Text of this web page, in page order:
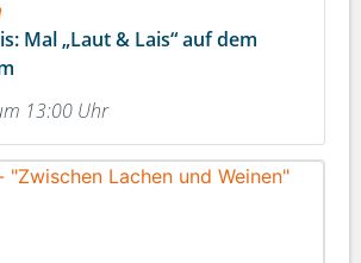
Mal „Laut & Lais“ auf dem
13:00 Uhr